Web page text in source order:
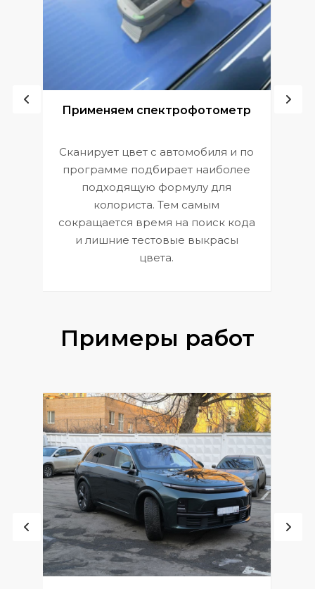
Применяем спектрофотометр
Сканирует цвет с автомобиля и по
программе подбирает наиболее
подходящую формулу для
колориста. Тем самым
сокращается время на поиск кода
и лишние тестовые выкрасы
цвета.
Примеры работ